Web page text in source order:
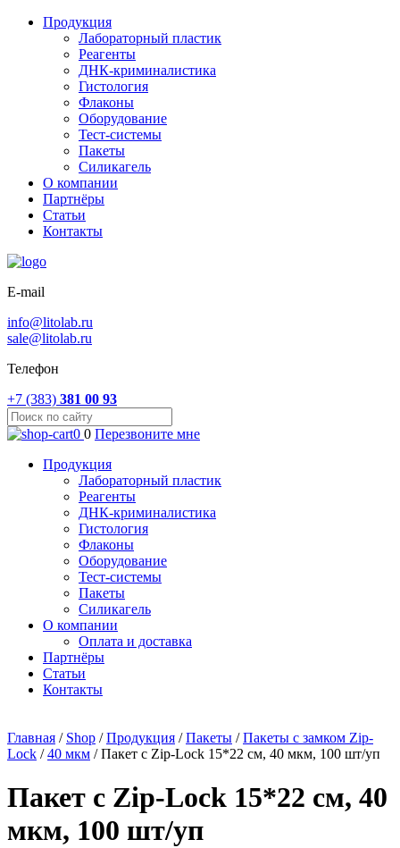
Продукция
Лабораторный пластик
Реагенты
ДНК-криминалистика
Гистология
Флаконы
Оборудование
Тест-системы
Пакеты
Силикагель
О компании
Партнёры
Статьи
Контакты
E-mail
info@litolab.ru
sale@litolab.ru
Телефон
+7 (383) 381 00 93
0 0 Перезвоните мне
Продукция
Лабораторный пластик
Реагенты
ДНК-криминалистика
Гистология
Флаконы
Оборудование
Тест-системы
Пакеты
Силикагель
О компании
Оплата и доставка
Партнёры
Статьи
Контакты
Главная / Shop /Продукция /Пакеты /Пакеты с замком Zip-
Lock /40 мкм /Пакет с Zip-Lock 15*22 см, 40 мкм, 100 шт/уп
Пакет с Zip-Lock 15*22 см, 40
мкм, 100 шт/уп